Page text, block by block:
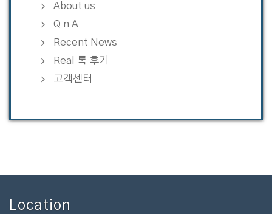
About us
Q n A
Recent News
Real 톡 후기
고객센터
Location